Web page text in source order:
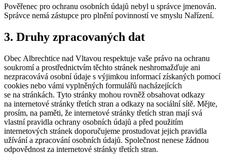
Pověřenec pro ochranu osobních údajů nebyl u správce jmenován.
Správce nemá zástupce pro plnění povinností ve smyslu Nařízení.
3. Druhy zpracovaných dat
Obec Albrechtice nad Vltavou respektuje vaše právo na ochranu
soukromí a prostřednictvím těchto stránek neshromažďuje ani
nezpracovává osobní údaje s výjimkou informací získaných pomocí
cookies nebo vámi vyplněných formulářů nacházejících
se na stránkách. Tyto stránky mohou rovněž obsahovat odkazy
na internetové stránky třetích stran a odkazy na sociální sítě. Mějte,
prosím, na paměti, že internetové stránky třetích stran mají svá
vlastní pravidla ochrany osobních údajů a před použitím
internetových stránek doporučujeme prostudovat jejich pravidla
užívání a zpracování osobních údajů. Společnost nenese žádnou
odpovědnost za internetové stránky třetích stran.